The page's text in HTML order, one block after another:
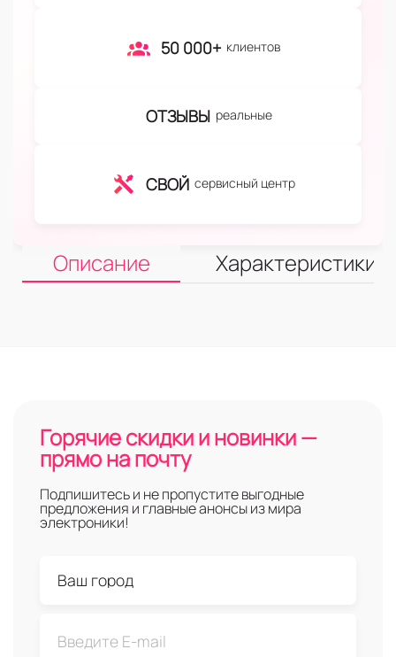
50 000+ клиентов
ОТЗЫВЫ реальные
СВОЙ сервисный центр
Описание Характеристики
Горячие скидки и новинки —
прямо на почту
Подпишитесь и не пропустите выгодные
предложения и главные анонсы из мира
электроники!